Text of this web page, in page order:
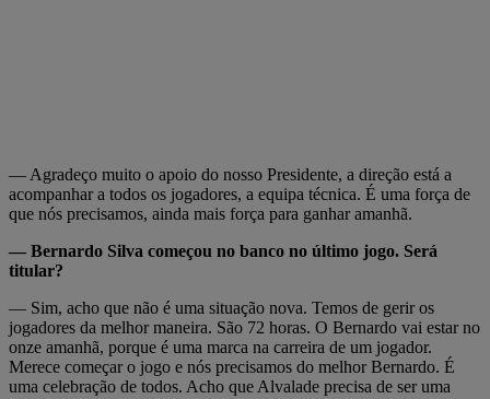
— Agradeço muito o apoio do nosso Presidente, a direção está a
acompanhar a todos os jogadores, a equipa técnica. É uma força de
que nós precisamos, ainda mais força para ganhar amanhã.
— Bernardo Silva começou no banco no último jogo. Será
titular?
— Sim, acho que não é uma situação nova. Temos de gerir os
jogadores da melhor maneira. São 72 horas. O Bernardo vai estar no
onze amanhã, porque é uma marca na carreira de um jogador.
Merece começar o jogo e nós precisamos do melhor Bernardo. É
uma celebração de todos. Acho que Alvalade precisa de ser uma